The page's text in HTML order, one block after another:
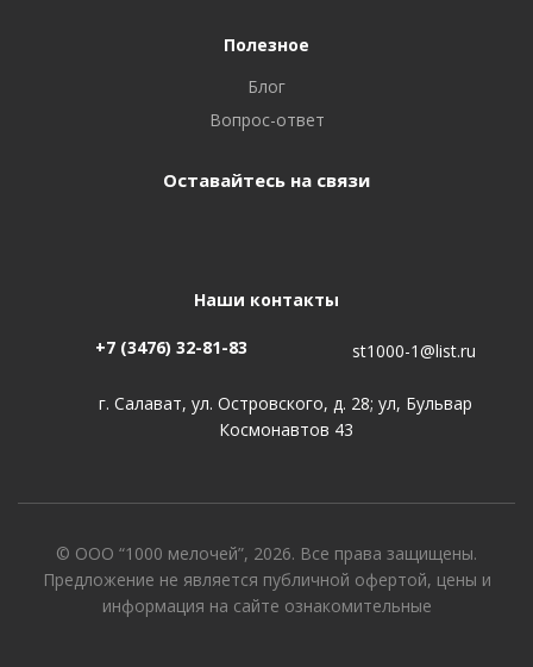
Полезное
Блог
Вопрос-ответ
Оставайтесь на связи
Наши контакты
+7 (3476) 32-81-83 st1000-1@list.ru
г. Салават, ул. Островского, д. 28; ул, Бульвар
Космонавтов 43
© ООО “1000 мелочей”, 2026. Все права защищены.
Предложение не является публичной офертой, цены и
информация на сайте ознакомительные